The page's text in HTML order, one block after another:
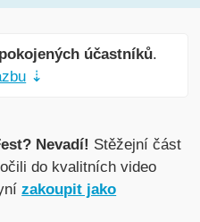
účastníků.
⇣
Nevadí! Stěžejní část
do kvalitních video
zakoupit jako